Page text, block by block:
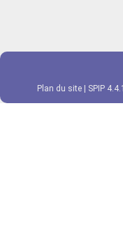
Plan du site SPIP